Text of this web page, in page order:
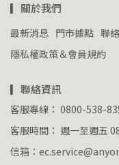
▎關於我們
最新消息 門市據點 聯
隱私權政策＆會員規約
▎聯絡資訊
客服專線： 0800-538-
客服時間： 週一至週五
信箱：